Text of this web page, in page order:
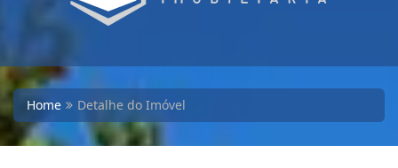
Home Detalhe do Imóvel